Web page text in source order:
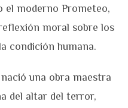
el moderno Prometeo,
moral sobre los
condición humana.
una obra maestra
del altar del terror,